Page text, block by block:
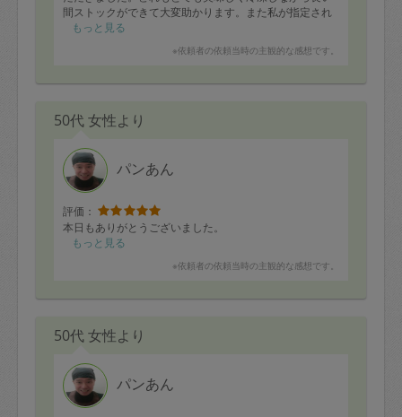
間ストックができて大変助かります。また私が指定され
た食材を用意し忘れていた際も、適宜ある食材で臨機応
の中まで整頓して下さり感動しました。とても優しく感
もっと見る
※依頼者の依頼当時の主観的な感想です。
50代 女性より
パンあん
評価：
本日もありがとうございました。
もっと見る
※依頼者の依頼当時の主観的な感想です。
50代 女性より
パンあん